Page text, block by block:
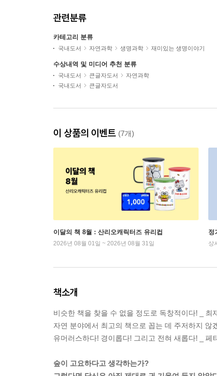
관련분류
카테고리 분류
국내도서 자연과학 생명과학 재미있는 생명이야기
수상내역 및 미디어 추천 분류
국내도서 큰글자도서
자연과학
국내도서
큰글자도서
이 상품의 이벤트 (7개)
이달의 책 8월 : 산리오캐릭터즈 유리컵
2026년 08월 01일 ~ 2026년 08월 31일
정
상
책소개
비슷한 책을 찾을 수 없을 정도로 독창적이다! _
자연 분야에서 최고의 책으로 꼽는 데 주저하지 않
유머러스하다! 경이롭다! 그리고 전혀 새롭다! _
숲이 고요하다고 생각하는가?